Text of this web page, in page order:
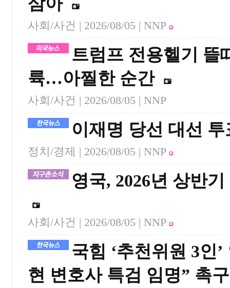
사회/사건 | 2026/08/05 | NNP
트럼프 전용헬기 뜰
륙…아찔한 순간
사회/사건 | 2026/08/05 | NNP
이재명 당선 대선
정치/경제 | 2026/08/05 | NNP
영국, 2026년 상반
사회/사건 | 2026/08/05 | NNP
국힘 ‘추천위원 3인
현 변호사 특검 임명” 촉구